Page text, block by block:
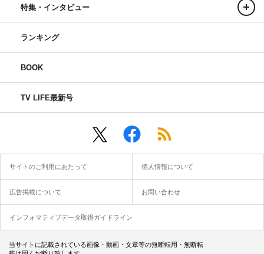
特集・インタビュー
ランキング
BOOK
TV LIFE最新号
サイトのご利用にあたって 個人情報について
広告掲載について お問い合わせ
インフォマティブデータ取得ガイドライン
当サイトに記載されている画像・動画・文章等の無断転用・無断転